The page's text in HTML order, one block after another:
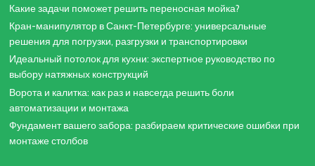
Какие задачи поможет решить переносная мойка?
Кран-манипулятор в Санкт-Петербурге: универсальные
решения для погрузки, разгрузки и транспортировки
Идеальный потолок для кухни: экспертное руководство по
выбору натяжных конструкций
Ворота и калитка: как раз и навсегда решить боли
автоматизации и монтажа
Фундамент вашего забора: разбираем критические ошибки при
монтаже столбов